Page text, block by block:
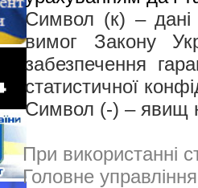
Символ (к) –
вимог Закону
забезпечення
статистичної
Символ (-) – явищ
При використанні
Головне